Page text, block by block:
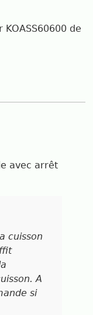
de
avec arrêt
cuisson
A
si